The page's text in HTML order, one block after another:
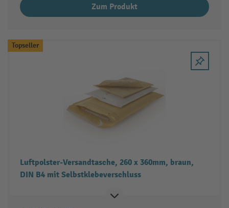
Zum Produkt
Topseller
Luftpolster-Versandtasche, 260 x 360mm, braun,
DIN B4 mit Selbstklebeverschluss